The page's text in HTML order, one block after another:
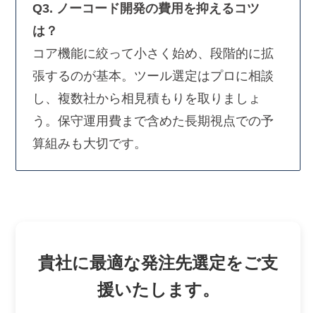
Q3. ノーコード開発の費用を抑えるコツ
は？
コア機能に絞って小さく始め、段階的に拡
張するのが基本。ツール選定はプロに相談
し、複数社から相見積もりを取りましょ
う。保守運用費まで含めた長期視点での予
算組みも大切です。
貴社に最適な発注先選定をご支
援いたします。